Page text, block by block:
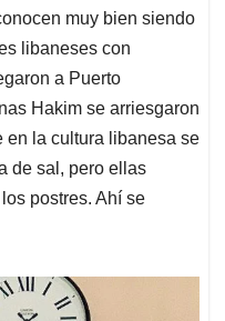
muy bien siendo
libaneses con
a Puerto
Hakim se arriesgaron
en la cultura libanesa se
de sal, pero ellas
postres. Ahí se